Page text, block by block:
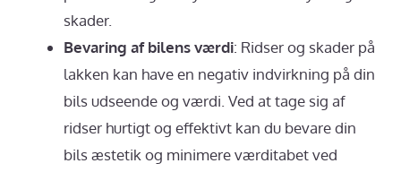
skader.
Bevaring af bilens værdi: Ridser og skader på
lakken kan have en negativ indvirkning på din
bils udseende og værdi. Ved at tage sig af
ridser hurtigt og effektivt kan du bevare din
bils æstetik og minimere værditabet ved